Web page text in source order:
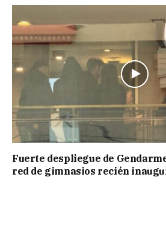
Fuerte despliegue de
red de gimnasios recién